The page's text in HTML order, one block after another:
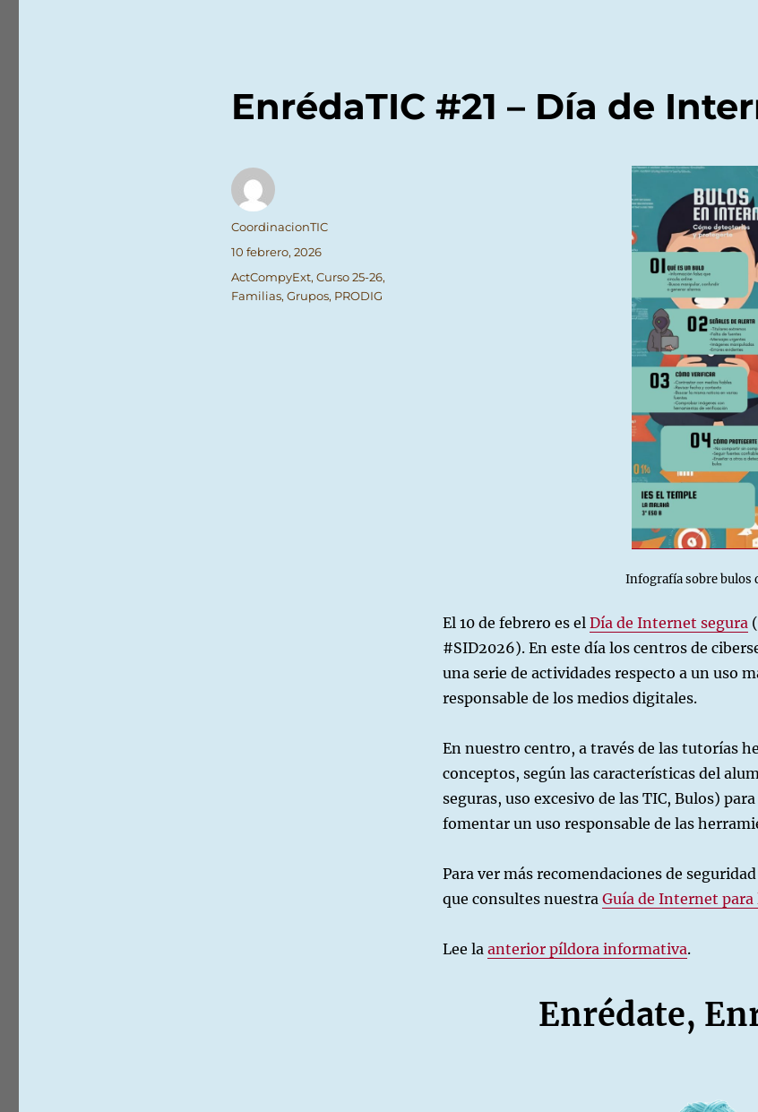
EnrédaTIC #21 – Día de
Infografía sobre bulos
El 10 de febrero es elDía de Internet segura
#SID2026). En este día los centros de
una serie de actividades respecto a un uso
responsable de los medios digitales.
En nuestro centro, a través de las tutorías
conceptos, según las características del
seguras, uso excesivo de las TIC, Bulos)
fomentar un uso responsable de las
Para ver más recomendaciones de
que consultes nuestraGuía de Internet para
Lee laanterior píldora informativa.
Enrédate,
Autor
CoordinacionTIC
Publicado
10 febrero, 2026
Categorías
ActCompyExt, Curso 25-26,
Familias, Grupos, PRODIG